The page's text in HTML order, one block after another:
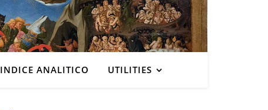
INDICE ANALITICO UTILITIES